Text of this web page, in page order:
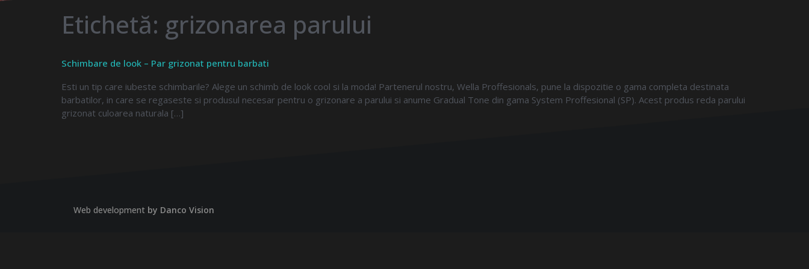
Etichetă: grizonarea parului
Schimbare de look – Par grizonat pentru barbati
Esti un tip care iubeste schimbarile? Alege un schimb de look cool si la moda! Partenerul nostru, Wella Proffesionals, pune la dispozitie o gama completa destinata
barbatilor, in care se regaseste si produsul necesar pentru o grizonare a parului si anume Gradual Tone din gama System Proffesional (SP). Acest produs reda parului
grizonat culoarea naturala […]
Web development by Danco Vision